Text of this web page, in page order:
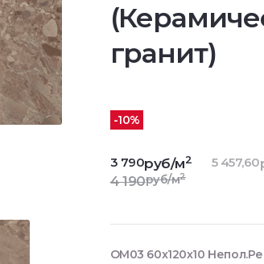
гранит)
-10%
3 790руб/м2
4 190руб/м2
5 457,60
OM03 60x120х10